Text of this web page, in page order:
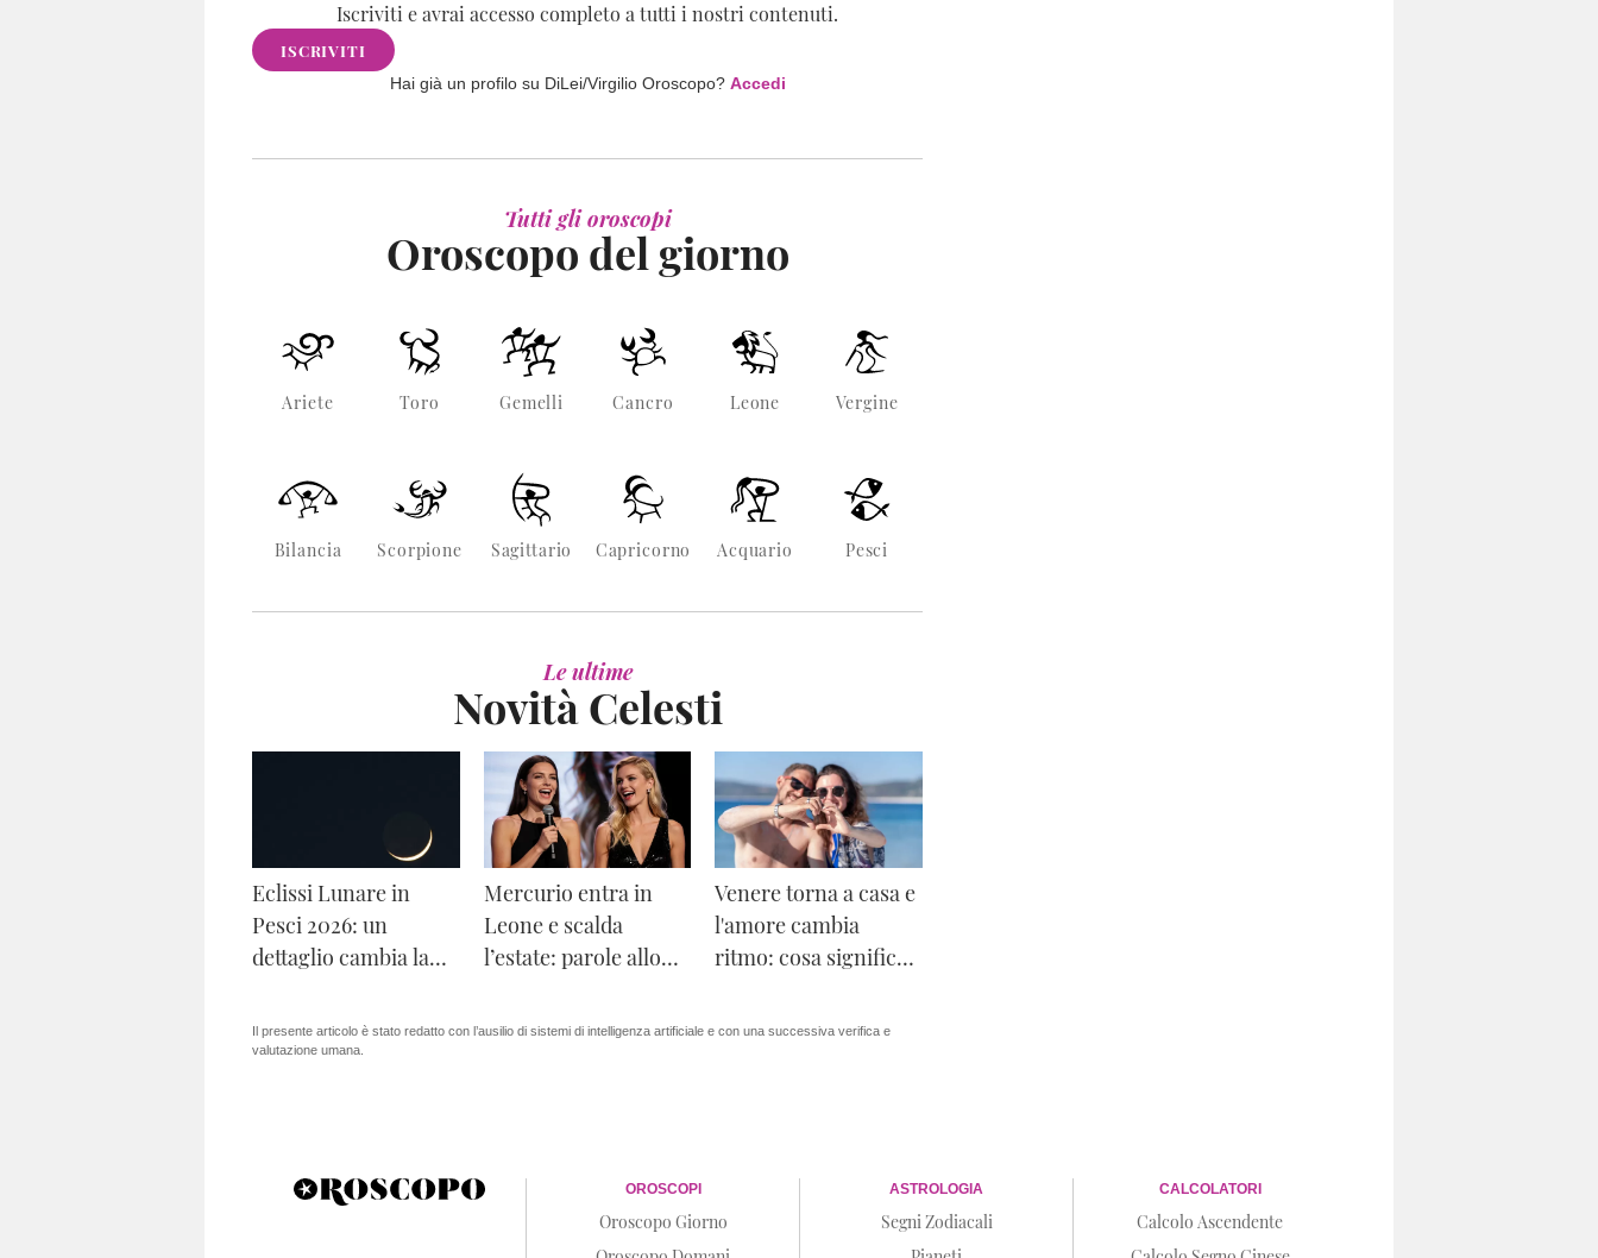
Iscriviti e avrai accesso completo a tutti i nostri contenuti.
ISCRIVITI
Hai già un profilo su DiLei/Virgilio Oroscopo? Accedi
Tutti gli oroscopi
Oroscopo del giorno
Ariete Toro Gemelli Cancro Leone Vergine
Bilancia Scorpione Sagittario Capricorno Acquario Pesci
Le ultime
Novità Celesti
Eclissi Lunare in
Pesci 2026: un
dettaglio cambia la
Mercurio entra in
Leone e scalda
l’estate: parole allo
Venere torna a casa e
l'amore cambia
ritmo: cosa significa
Bilancia
Il presente articolo è stato redatto con l’ausilio di sistemi di intelligenza artificiale e con una successiva verifica e
valutazione umana.
OROSCOPI
Oroscopo Giorno
ASTROLOGIA
Segni Zodiacali
CALCOLATORI
Calcolo Ascendente